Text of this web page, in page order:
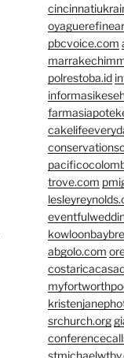
pbcvoice.com
polrestoba.id
trove.com
abgolo.com
srchurch.org